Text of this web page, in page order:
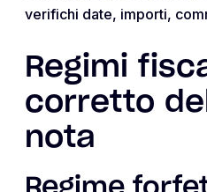
verifichi date, importi,
Regimi
corretto
nota